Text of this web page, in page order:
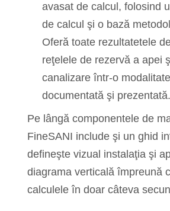
avasat de calcul, folosind
de calcul şi o bază
Oferă toate rezultatetele
reţelele de rezervă a apei
canalizare într-o
documentată şi prezentată.
Pe lângă componentele de
FineSANI include şi un ghid
defineşte vizual instalaţia şi
diagrama verticală împreună
calculele în doar câteva